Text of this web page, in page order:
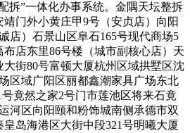
拆”一体化办事系统。金隅天坛整拆
门外小黄庄甲9号（安贞店）向阳
店）石景山区阜石165号现代商场5
店东里86号楼（城市副核心店）天
街80号富顿大厦杭州区域拱墅区沈
区域广阳区丽都鑫潮家具广场东北
竟然之家2号门市莲池区将来石竟
河区向阳颐和粉饰城南侧承德市双
岛海港区大街中段321号明曦大厦